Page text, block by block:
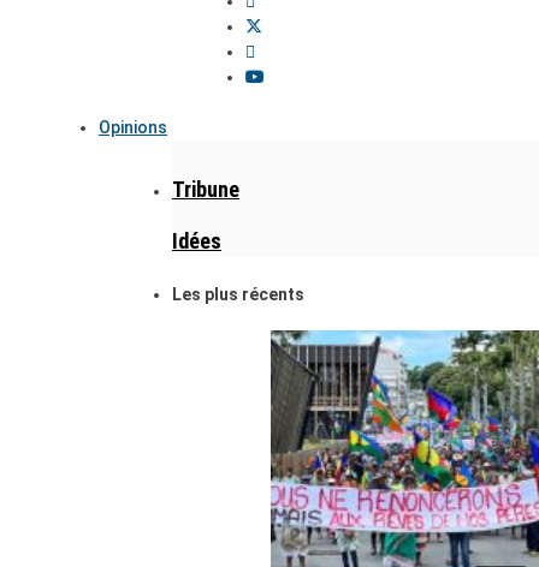
Opinions
Tribune
Idées
Les plus récents